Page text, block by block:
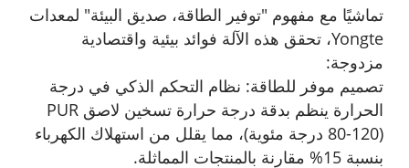
تماشيًا مع مفهوم "توفير الطاقة، صديق البيئة" لمعدات
Yongte، تحقق هذه الآلة فوائد بيئية واقتصادية
مزدوجة:
تصميم موفر للطاقة: نظام التحكم الذكي في درجة
الحرارة ينظم بدقة درجة حرارة تسخين لاصق PUR
(80-120 درجة مئوية)، مما يقلل من استهلاك الكهرباء
بنسبة 15% مقارنة بالمنتجات المماثلة.